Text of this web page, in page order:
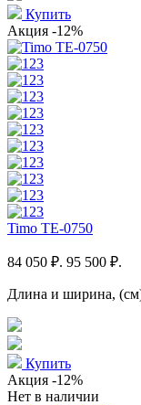
Купить
Акция -12%
Timo TE-0750
84 050 ₽. 95 500 ₽.
Длина и ширина,
Купить
Акция -12%
Нет в наличии